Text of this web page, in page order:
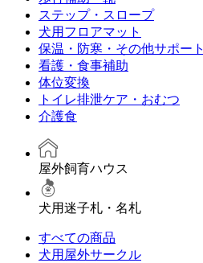
ステップ・スロープ
犬用フロアマット
保温・防寒・その他サポート
看護・食事補助
体位変換
トイレ排泄ケア・おむつ
介護食
屋外飼育ハウス
犬用迷子札・名札
すべての商品
犬用屋外サークル